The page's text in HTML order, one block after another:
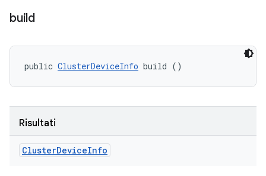
build
public ClusterDeviceInfo build ()
Risultati
ClusterDeviceInfo